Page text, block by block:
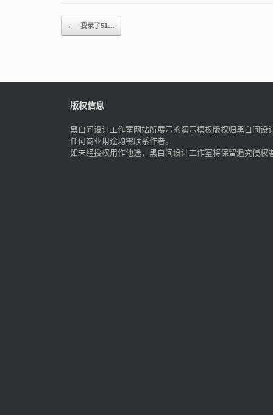
Post navigation
← 我录了51…
版权信息
黑白间设计工作室网站所展示的演示模板版权归黑白间设
任何商业用途均需联系作者。
如未经授权用作他途，黑白间设计工作室将保留追究侵权